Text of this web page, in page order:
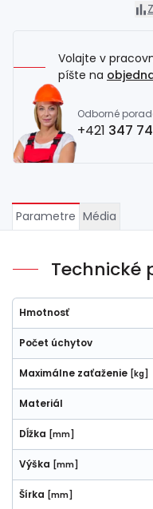
Volajte v
píšte na
Odborné
+421 347
Parametre Média
Technické
Hmotnosť
Počet úchytov
Maximálne zaťaženie [kg]
Materiál
Dĺžka [mm]
Výška [mm]
Šírka [mm]